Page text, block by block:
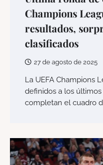
Champions
resultados,
clasificados
27 de agosto de 2025
La UEFA Champions
definidos a los
completan el cuadro